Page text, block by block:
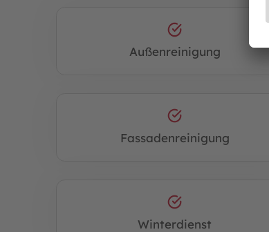
Außenreinigung
Fassadenreinigung
Winterdienst